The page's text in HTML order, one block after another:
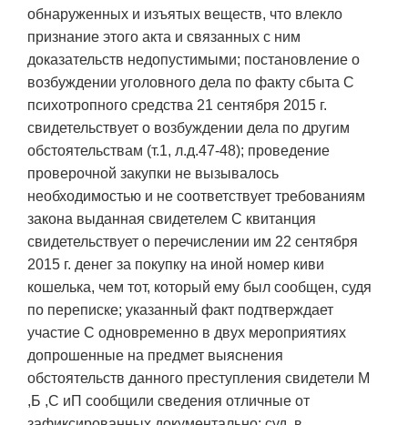
обнаруженных и изъятых веществ, что влекло
признание этого акта и связанных с ним
доказательств недопустимыми; постановление о
возбуждении уголовного дела по факту сбыта С
психотропного средства 21 сентября 2015 г.
свидетельствует о возбуждении дела по другим
обстоятельствам (т.1, л.д.47-48); проведение
проверочной закупки не вызывалось
необходимостью и не соответствует требованиям
закона выданная свидетелем С квитанция
свидетельствует о перечислении им 22 сентября
2015 г. денег за покупку на иной номер киви
кошелька, чем тот, который ему был сообщен, судя
по переписке; указанный факт подтверждает
участие С одновременно в двух мероприятиях
допрошенные на предмет выяснения
обстоятельств данного преступления свидетели М
,Б ,С иП сообщили сведения отличные от